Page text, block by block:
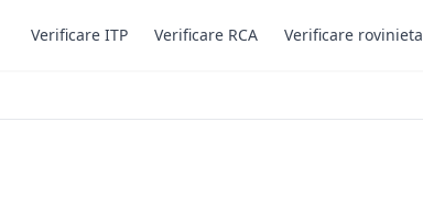
Verificare ITP Verificare RCA Verificare rovinieta